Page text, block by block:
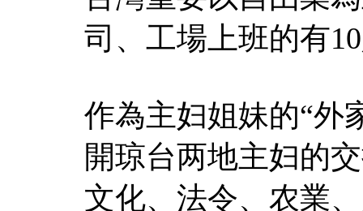
司、工場上班的有
作為主妇姐妹的“外
開琼台两地主妇的
文化、法令、农業